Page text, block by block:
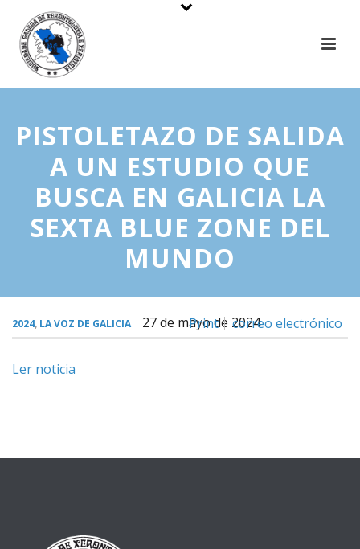
PISTOLETAZO DE SALIDA
A UN ESTUDIO QUE
BUSCA EN GALICIA LA
SEXTA BLUE ZONE DEL
MUNDO
Print correo electrónico
2024, LA VOZ DE GALICIA 27 de mayo de 2024
Ler noticia